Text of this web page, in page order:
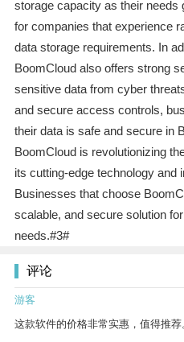
storage capacity as their needs
for companies that experience
data storage requirements. In
BoomCloud also offers strong
sensitive data from cyber
and secure access controls,
their data is safe and secure in
BoomCloud is revolutionizing
its cutting-edge technology and
Businesses that choose
scalable, and secure solution
needs.#3#
评论
游客
这款软件的价格非常实惠，值得推荐